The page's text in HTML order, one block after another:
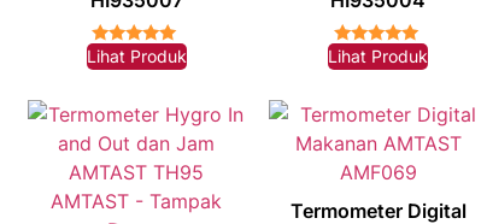
★★★★★
Lihat Produk ★★★★★
Lihat Produk
Termometer Digital